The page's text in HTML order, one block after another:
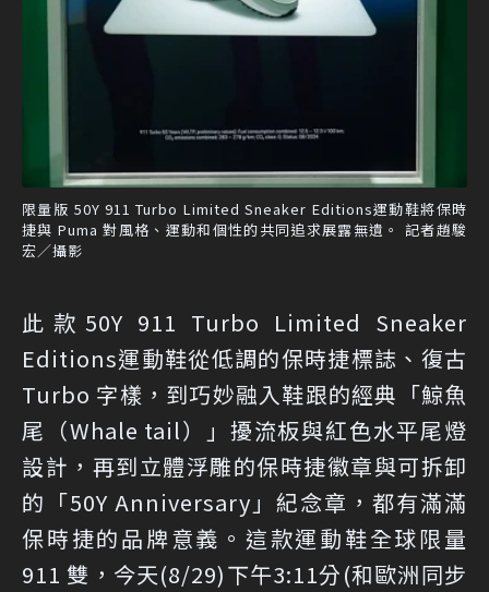
限量版 50Y 911 Turbo Limited Sneaker Editions運動鞋將保時
捷與 Puma 對風格、運動和個性的共同追求展露無遺。 記者趙駿
宏／攝影
此款50Y 911 Turbo Limited Sneaker
Editions運動鞋從低調的保時捷標誌、復古
Turbo 字樣，到巧妙融入鞋跟的經典「鯨魚
尾（Whale tail）」擾流板與紅色水平尾燈
設計，再到立體浮雕的保時捷徽章與可拆卸
的「50Y Anniversary」紀念章，都有滿滿
保時捷的品牌意義。這款運動鞋全球限量
911 雙，今天(8/29)下午3:11分(和歐洲同步